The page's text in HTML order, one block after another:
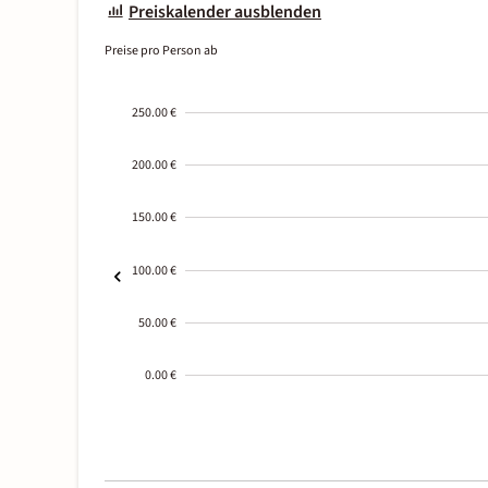
Preiskalender ausblenden
Preise pro Person ab
250.00 €
200.00 €
150.00 €
100.00 €
50.00 €
0.00 €
01-02